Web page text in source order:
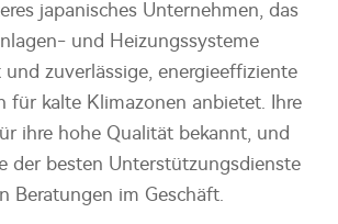
japanisches Unternehmen, das
und Heizungssysteme
zuverlässige, energieeffiziente
für kalte Klimazonen anbietet. Ihre
ihre hohe Qualität bekannt, und
der besten Unterstützungsdienste
Beratungen im Geschäft.